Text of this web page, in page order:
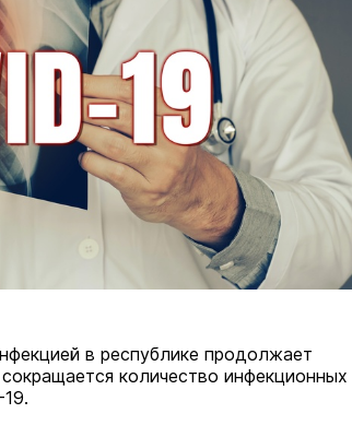
в республике продолжает
количество инфекционных